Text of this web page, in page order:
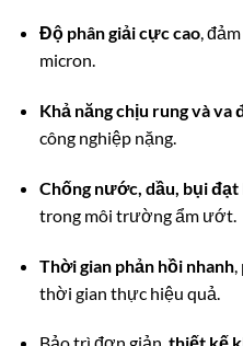
Độ phân giải cực cao,
micron.
Khả năng chịu rung và va
công nghiệp nặng.
Chống nước, dầu, bụi đạt
trong môi trường ẩm ướt.
Thời gian phản hồi nhanh,
thời gian thực hiệu quả.